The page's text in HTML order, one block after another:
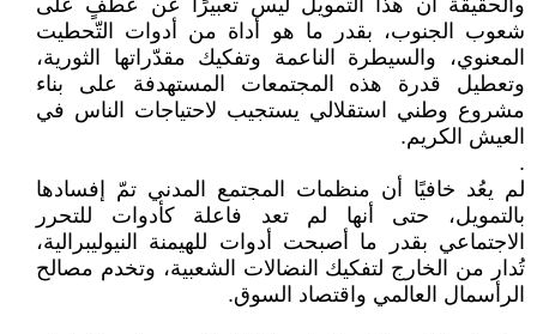
والحقيقة أن هذا التمويل ليس تعبيرًا عن عطفٍ على
شعوب الجنوب، بقدر ما هو أداة من أدوات التّحطيت
المعنوي، والسيطرة الناعمة وتفكيك مقدّراتها الثورية،
وتعطيل قدرة هذه المجتمعات المستهدفة على بناء
مشروع وطني استقلالي يستجيب لاحتياجات الناس في
العيش الكريم.
.
لم يعُد خافيًا أن منظمات المجتمع المدني تمّ إفسادها
بالتمويل، حتى أنها لم تعد فاعلة كأدوات للتحرر
الاجتماعي بقدر ما أصبحت أدوات للهيمنة النيوليبرالية،
تُدار من الخارج لتفكيك النضالات الشعبية، وتخدم مصالح
الرأسمال العالمي واقتصاد السوق.